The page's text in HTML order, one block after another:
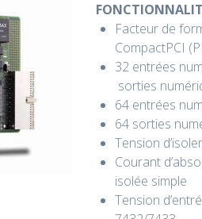
Facteur de
CompactPCI
32 entrées
sorties
64 entrées
64 sorties
Tension
Courant
isolée simple
Tension